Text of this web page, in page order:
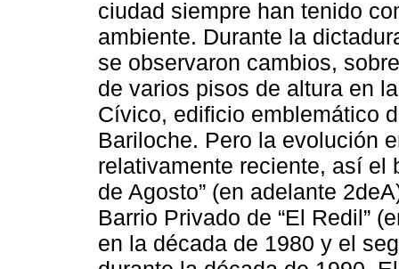
ciudad siempre han tenido
ambiente. Durante la
se observaron cambios,
de varios pisos de altura en
Cívico, edificio emblemático
Bariloche. Pero la evolución
relativamente reciente, así el
de Agosto” (en adelante
Barrio Privado de “El Redil”
en la década de 1980 y el